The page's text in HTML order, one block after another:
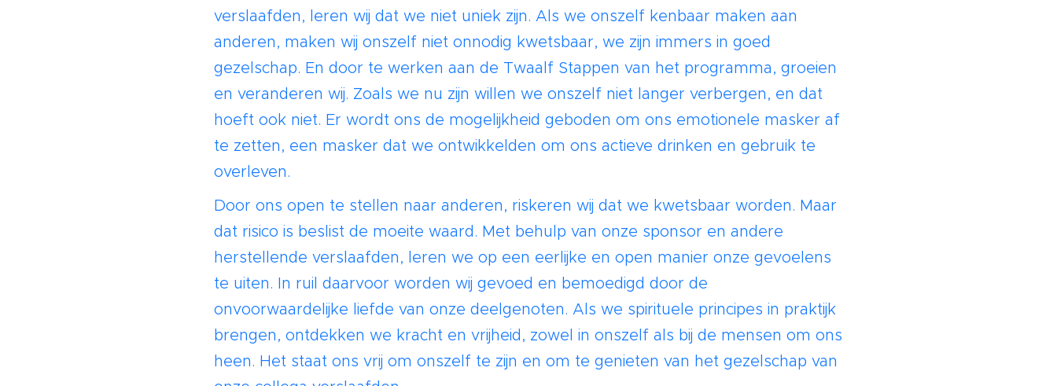
verslaafden, leren wij dat we niet uniek zijn. Als we onszelf kenbaar maken aan
anderen, maken wij onszelf niet onnodig kwetsbaar, we zijn immers in goed
gezelschap. En door te werken aan de Twaalf Stappen van het programma, groeien
en veranderen wij. Zoals we nu zijn willen we onszelf niet langer verbergen, en dat
hoeft ook niet. Er wordt ons de mogelijkheid geboden om ons emotionele masker af
te zetten, een masker dat we ontwikkelden om ons actieve drinken en gebruik te
overleven.
Door ons open te stellen naar anderen, riskeren wij dat we kwetsbaar worden. Maar
dat risico is beslist de moeite waard. Met behulp van onze sponsor en andere
herstellende verslaafden, leren we op een eerlijke en open manier onze gevoelens
te uiten. In ruil daarvoor worden wij gevoed en bemoedigd door de
onvoorwaardelijke liefde van onze deelgenoten. Als we spirituele principes in praktijk
brengen, ontdekken we kracht en vrijheid, zowel in onszelf als bij de mensen om ons
heen. Het staat ons vrij om onszelf te zijn en om te genieten van het gezelschap van